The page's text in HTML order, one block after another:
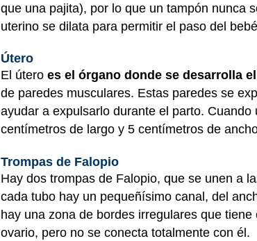
que una pajita), por lo que un tampón nunca
uterino se dilata para permitir el paso del
Útero
El útero es el órgano donde se desarrolla
de paredes musculares. Estas paredes se
ayudar a expulsarlo durante el parto.
centímetros de largo y 5 centímetros de
Trompas de Falopio
Hay dos trompas de Falopio, que se unen a
cada tubo hay un pequeñísimo canal, del
hay una zona de bordes irregulares que
ovario, pero no se conecta totalmente con él.